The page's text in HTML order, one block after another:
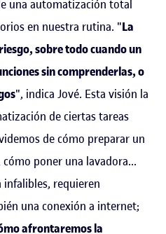
una automatización total
en nuestra rutina. "La
sobre todo cuando un
sin comprenderlas, o
", indica Jové. Esta visión la
de ciertas tareas
de cómo preparar un
poner una lavadora...
infalibles, requieren
una conexión a internet;
afrontaremos la